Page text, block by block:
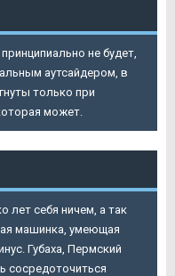
не будет,
аутсайдером, в
только при
может.
лет себя ничем, а так
машинка, умеющая
Губаха, Пермский
сосредоточиться